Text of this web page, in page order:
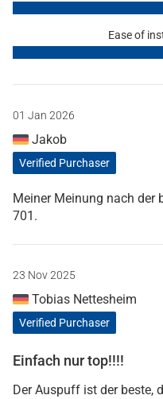
Ease of
01 Jan 2026
Jakob
Verified Purchaser
Meiner Meinung nach der
701.
23 Nov 2025
Tobias Nettesheim
Verified Purchaser
Einfach nur top!!!!
Der Auspuff ist der beste,